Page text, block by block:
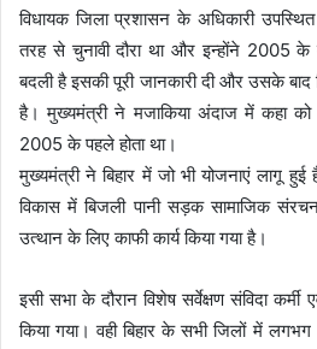
विधायक जिला प्रशासन के अधिकारी
तरह से चुनावी दौरा था और इन्होंने 2005 के
बदली है इसकी पूरी जानकारी दी और उसके
है। मुख्यमंत्री ने मजाकिया अंदाज में कहा
2005 के पहले होता था।
मुख्यमंत्री ने बिहार में जो भी योजनाएं लागू
विकास में बिजली पानी सड़क सामाजिक
उत्थान के लिए काफी कार्य किया गया है।
इसी सभा के दौरान विशेष सर्वेक्षण संविदा कर्मी
किया गया। वही बिहार के सभी जिलों में